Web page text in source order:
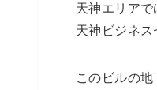
天神エリアで
天神ビジネス
このビルの